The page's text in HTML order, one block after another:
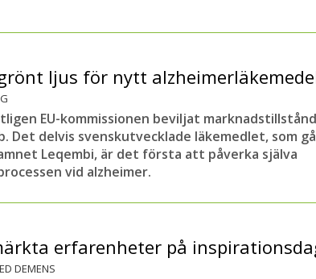
ljus för nytt
EU-kommissionen beviljat
Det delvis svenskutvecklade läkemedlet, som
Leqembi, är det första att påverka själva
vid alzheimer.
erfarenheter på
DEMENS